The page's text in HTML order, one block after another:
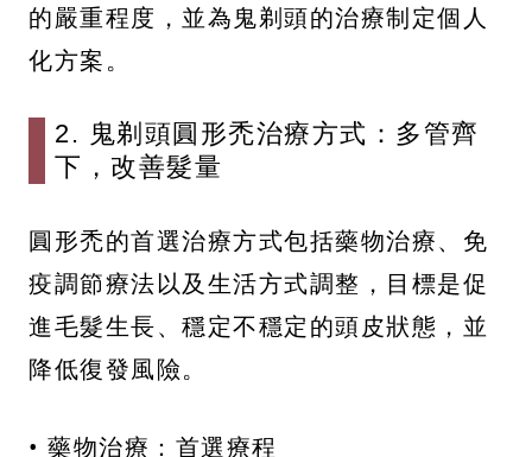
的嚴重程度，並為鬼剃頭的治療制定個人
化方案。
2. 鬼剃頭圓形禿治療方式：多管齊
下，改善髮量
圓形禿的首選治療方式包括藥物治療、免
疫調節療法以及生活方式調整，目標是促
進毛髮生長、穩定不穩定的頭皮狀態，並
降低復發風險。
• 藥物治療：首選療程